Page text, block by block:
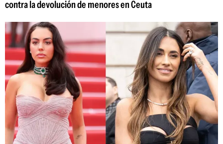
contra la devolución de menores en Ceuta